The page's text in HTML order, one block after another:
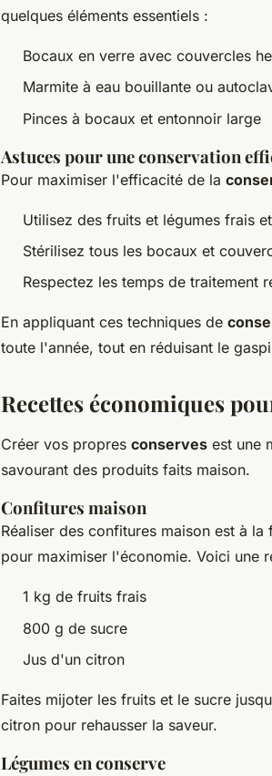
quelques éléments essentiels :
Bocaux en verre avec couvercles
Marmite à eau bouillante ou
Pinces à bocaux et entonnoir large
Astuces pour une conservation
Pour maximiser l'efficacité de la
Utilisez des fruits et légumes frais
Stérilisez tous les bocaux et
Respectez les temps de traitement
En appliquant ces techniques de
toute l'année, tout en réduisant le
Recettes économiques
Créer vos propres conserves est une
savourant des produits faits maison.
Confitures maison
Réaliser des confitures maison est à
pour maximiser l'économie. Voici une
1 kg de fruits frais
800 g de sucre
Jus d'un citron
Faites mijoter les fruits et le sucre
citron pour rehausser la saveur.
Légumes en conserve